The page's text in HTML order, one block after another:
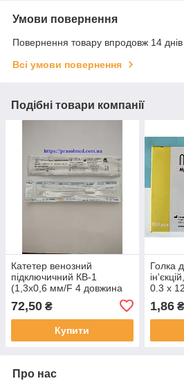
Умови повернення
Повернення товару впродовж 14
Всі умови повернення
Подібні товари компанії
Катетер венозний
підключичний КВ-1
(1,3х0,6 мм/F 4 довжина
72,50 ₴
Купити
Голка
0.3 х
1,86₴
Про нас